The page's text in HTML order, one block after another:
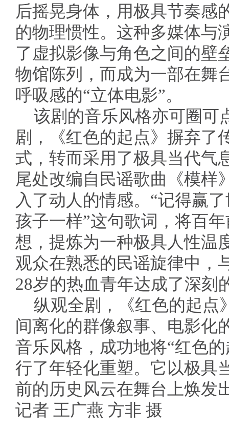
后摇晃身体，用极具节奏感
的物理惯性。这种多媒体与
了虚拟影像与角色之间的壁
物馆陈列，而成为一部在舞
呼吸感的“立体电影”。
该剧的音乐风格亦可圈可
剧，《红色的起点》摒弃了
式，转而采用了极具当代气
尾处改编自民谣歌曲《模样
入了动人的情感。“记得赢
孩子一样”这句歌词，将百
想，提炼为一种极具人性温
观众在熟悉的民谣旋律中，
28岁的热血青年达成了深刻
纵观全剧，《红色的起点
间离化的群像叙事、电影化
音乐风格，成功地将“红色
行了年轻化重塑。它以极具
前的历史风云在舞台上焕发
记者 王广燕 方非 摄